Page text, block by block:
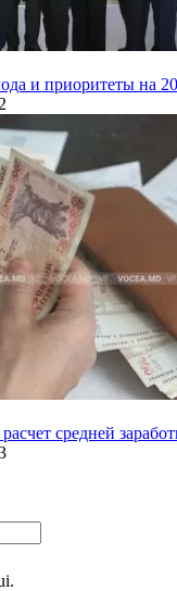
и приоритеты на
средней